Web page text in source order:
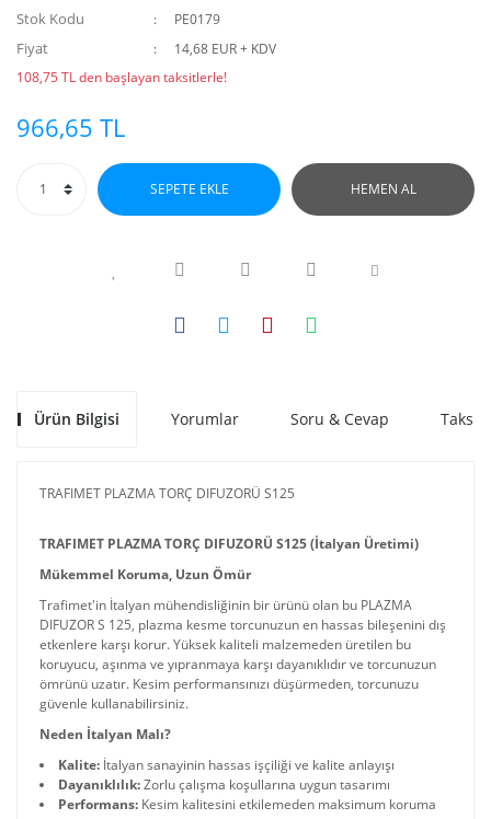
Stok Kodu PE0179
Fiyat
14,68 EUR + KDV
108,75 TL den başlayan taksitlerle!
966,65 TL
SEPETE EKLE HEMEN AL
Ürün Bilgisi Yorumlar Soru & Cevap Taksit
TRAFIMET PLAZMA TORÇ DIFUZORÜ S125
TRAFIMET PLAZMA TORÇ DIFUZORÜ S125 (İtalyan Üretimi)
Mükemmel Koruma, Uzun Ömür
Trafimet'in İtalyan mühendisliğinin bir ürünü olan bu PLAZMA
DIFUZOR S 125, plazma kesme torcunuzun en hassas bileşenini dış
etkenlere karşı korur. Yüksek kaliteli malzemeden üretilen bu
koruyucu, aşınma ve yıpranmaya karşı dayanıklıdır ve torcunuzun
ömrünü uzatır. Kesim performansınızı düşürmeden, torcunuzu
güvenle kullanabilirsiniz.
Neden İtalyan Malı?
Kalite: İtalyan sanayinin hassas işçiliği ve kalite anlayışı
Dayanıklılık:Zorlu çalışma koşullarına uygun tasarımı
Performans: Kesim kalitesini etkilemeden maksimum koruma